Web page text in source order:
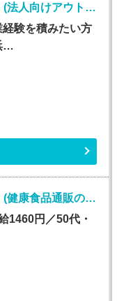
コールセンター・テレオペ（発信）(法人向けアウトバウンド業務/週5/9~18時)
験を積みたい方
…
コールセンター・テレオペ（発信）(健康食品通販のカスタマーサポート)
1460円／50代・